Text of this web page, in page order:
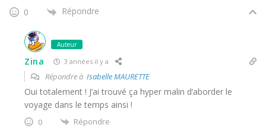
0 Répondre
Auteur
Zina 3 années il y a
Répondre à Isabelle MAURETTE
Oui totalement ! J’ai trouvé ça hyper malin d’aborder le
voyage dans le temps ainsi !
0 Répondre